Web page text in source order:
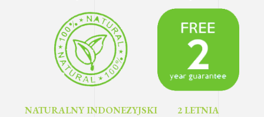
NATURALNY INDONEZYJSKI
2 LETNIA